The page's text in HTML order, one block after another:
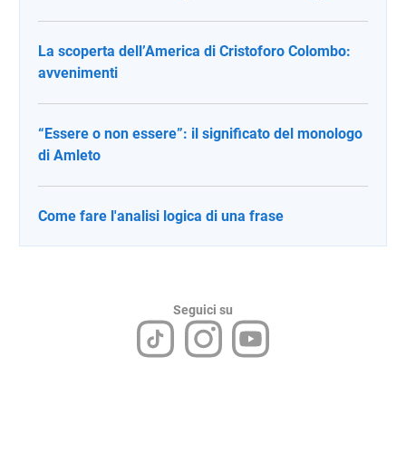
La scoperta dell’America di Cristoforo Colombo:
avvenimenti
“Essere o non essere”: il significato del monologo
di Amleto
Come fare l'analisi logica di una frase
Seguici su